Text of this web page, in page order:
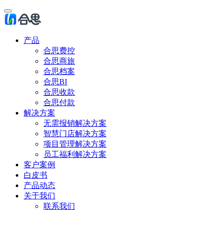
产品
合思费控
合思商旅
合思档案
合思BI
合思收款
合思付款
解决方案
无需报销解决方案
智慧门店解决方案
项目管理解决方案
员工福利解决方案
客户案例
白皮书
产品动态
关于我们
联系我们